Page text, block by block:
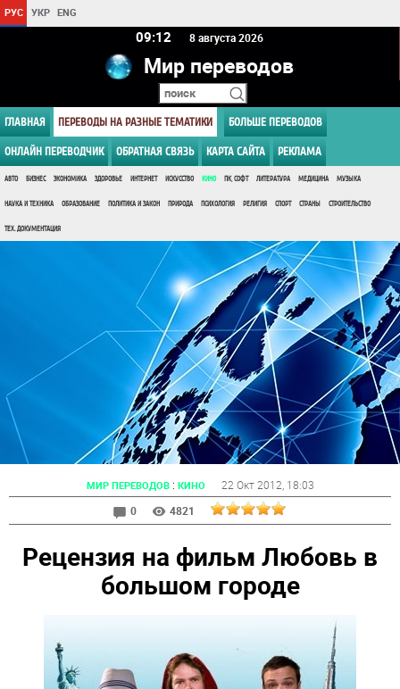
РУС УКР ENG
09 12 8 августа 2026
Мир переводов
ГЛАВНАЯ ПЕРЕВОДЫ НА РАЗНЫЕ ТЕМАТИКИ БОЛЬШЕ ПЕРЕВОДОВ
ОНЛАЙН ПЕРЕВОДЧИК ОБРАТНАЯ СВЯЗЬ КАРТА САЙТА РЕКЛАМА
АВТО БИЗНЕС ЭКОНОМИКА ЗДОРОВЬЕ ИНТЕРНЕТ ИСКУССТВО КИНО ПК, СОФТ ЛИТЕРАТУРА МЕДИЦИНА МУЗЫКА
НАУКА И ТЕХНИКА ОБРАЗОВАНИЕ ПОЛИТИКА И ЗАКОН ПРИРОДА ПСИХОЛОГИЯ РЕЛИГИЯ СПОРТ СТРАНЫ СТРОИТЕЛЬСТВО
ТЕХ. ДОКУМЕНТАЦИЯ
МИР ПЕРЕВОДОВ: КИНО 22 Окт 2012 , 18:03
0
4821
Рецензия на фильм Любовь в
большом городе